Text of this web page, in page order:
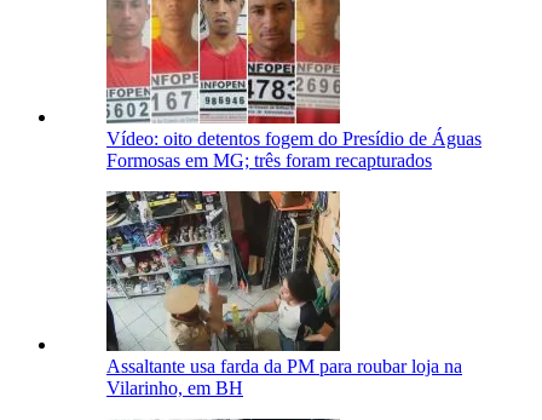
Vídeo: oito detentos fogem do Presídio de Águas
Formosas em MG; três foram recapturados
Assaltante usa farda da PM para roubar loja na
Vilarinho, em BH